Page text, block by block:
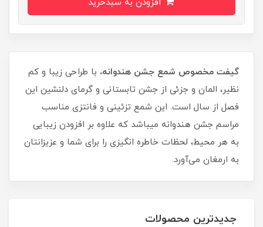
گیفت مخصوص شمع جشن هندوانه، با طراحی زیبا و کم
نظیر، المان و جزئی از جشن تابستانی و گرمای دلنشین این
فصل از سال است. این شمع تزئینی و فانتزی مناسب
مراسم جشن هندوانه میباشد که علاوه بر افزودن زیبایی
به هر محیط، لحظات خاطره‌ انگیزی را برای شما و عزیزانتان
به ارمغان می‌آورد.
جدیدترین محصولات